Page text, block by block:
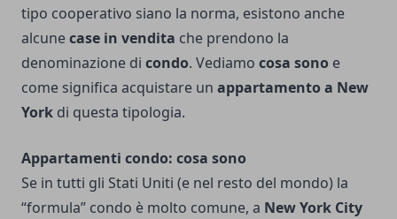
tipo cooperativo siano la norma, esistono anche
alcunecase in vendita che prendono la
denominazione di condo. Vediamo cosa sono e
come significa acquistare un appartamento a New
York di questa tipologia.
Appartamenti condo: cosa sono
Se in tutti gli Stati Uniti (e nel resto del mondo) la
“formula” condo è molto comune, a New York City